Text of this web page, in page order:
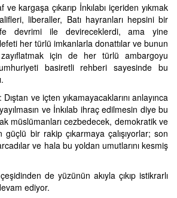
kargaşa çıkarıp İnkılabı içeriden yıkmak
liberaller, Batı hayranları hepsini bir
devrimi ile devireceklerdi, ama yine
her türlü imkanlarla donattılar ve bunun
için de her türlü ambargoyu
basiretli rehberi sayesinde bu
ve içten yıkamayacaklarını anlayınca
ve İnkılab ihraç edilmesin diye bu
müslümanları cezbedecek, demokratik ve
güçlü bir rakip çıkarmaya çalışıyorlar; son
ve hala bu yoldan umutlarını kesmiş
de yüzünün akıyla çıkıp istikrarlı
ediyor.